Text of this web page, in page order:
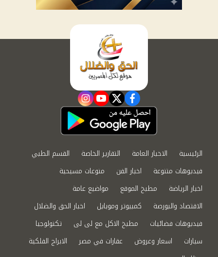
facebook
twitter
youtube
instagram
الرئيسية الاخبار العامة التقارير الخاصة
القسم الطبي
فيديوهات متنوعة
اخبار الفن
منوعات مسيحية
اخبار الرياضة
مطبخ الموقع
مواضيع عامة
الاقتصاد والبورصة
كمبيوتر وموبايل
اخبار الحق والضلال
فيديوهات فضائيات
مطبخ الاكل مع لى لى
تكنولوجيا
سيارات
اسعار وعروض عقارات في مصر
الابراج الفلكية